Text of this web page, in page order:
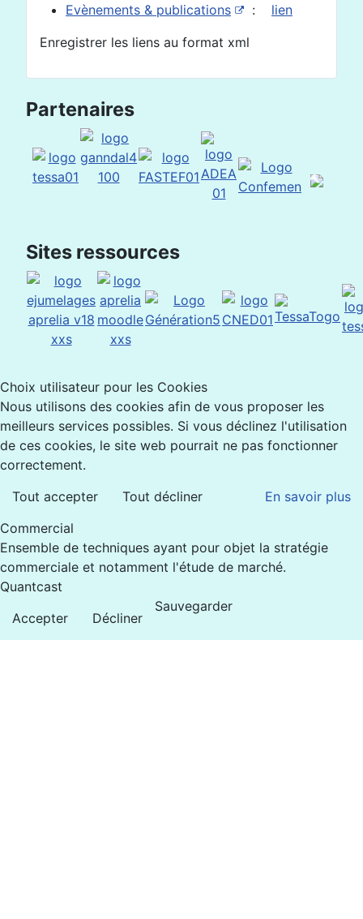
Evènements & publications
: lien
Enregistrer les liens au format xml
Partenaires
Sites ressources
Choix utilisateur pour les Cookies
Nous utilisons des cookies afin de vous proposer les
meilleurs services possibles. Si vous déclinez l'utilisation
de ces cookies, le site web pourrait ne pas fonctionner
correctement.
Tout accepter
Tout décliner
En savoir plus
Commercial
Ensemble de techniques ayant pour objet la stratégie
commerciale et notamment l'étude de marché.
Quantcast
Accepter
Décliner
Sauvegarder